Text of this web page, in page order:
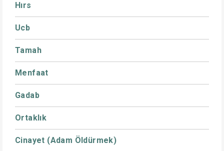
Hırs
Ucb
Tamah
Menfaat
Gadab
Ortaklık
Cinayet (Adam Öldürmek)